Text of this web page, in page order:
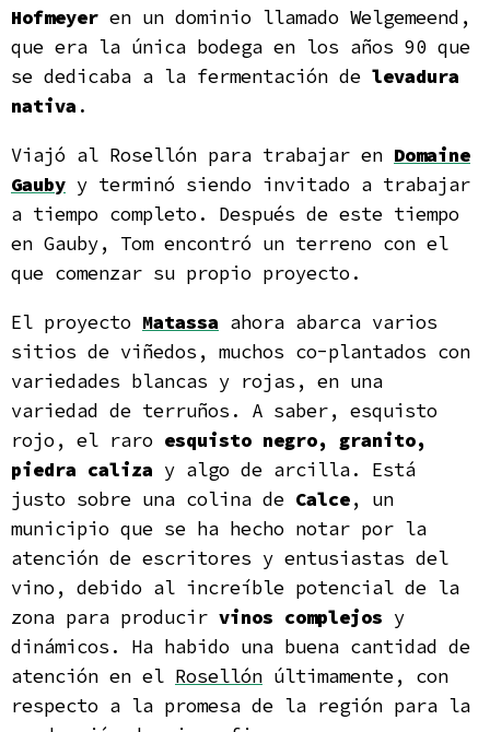
Hofmeyer en un dominio llamado Welgemeend,
que era la única bodega en los años 90 que
se dedicaba a la fermentación de levadura
nativa .
Viajó al Rosellón para trabajar en Domaine
Gauby y terminó siendo invitado a trabajar
a tiempo completo. Después de este tiempo
en Gauby, Tom encontró un terreno con el
que comenzar su propio proyecto.
El proyecto Matassa ahora abarca varios
sitios de viñedos, muchos co-plantados con
variedades blancas y rojas, en una
variedad de terruños. A saber, esquisto
rojo, el raro esquisto negro, granito,
piedra caliza y algo de arcilla. Está
justo sobre una colina de Calce, un
municipio que se ha hecho notar por la
atención de escritores y entusiastas del
vino, debido al increíble potencial de la
zona para producir vinos complejos y
dinámicos. Ha habido una buena cantidad de
atención en el Rosellón últimamente, con
respecto a la promesa de la región para la